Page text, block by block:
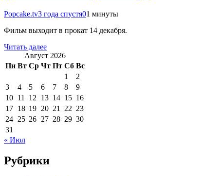
Popcake.tv3 года спустя01 минуты
Фильм выходит в прокат 14 декабря.
Читать далее
Август 2026
Пн Вт Ср Чт Пт Сб Вс
1
2
3
4 5 6 7 8
9
10 11 12 13 14 15 16
17 18 19 20 21 22 23
24 25 26 27 28 29 30
31
« Июл
Рубрики